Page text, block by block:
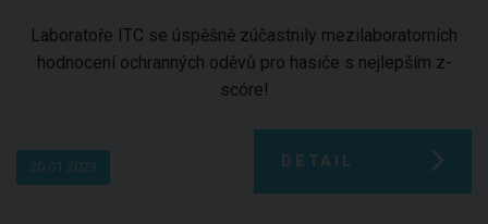
Laboratoře ITC se úspěšně zúčastnily mezilaboratorních
hodnocení ochranných oděvů pro hasiče s nejlepším z-
scóre!
20.01.2023 DETAIL